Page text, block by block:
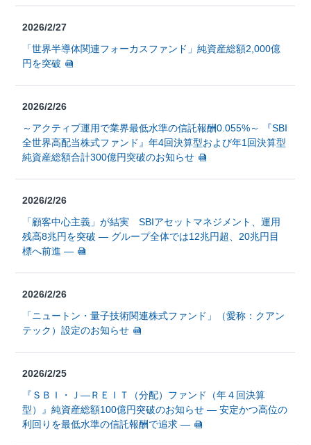
2026/2/27
「世界半導体関連フォーカスファンド」純資産総額2,000億
円を突破
2026/2/26
～アクティブ運用で業界最低水準の信託報酬0.055%～ 『SBI
全世界高配当株式ファンド』年4回決算型および年1回決算型
純資産総額合計300億円突破のお知らせ
2026/2/26
「顧客中心主義」が結実 SBIアセットマネジメント、運用
残高8兆円を突破 ― グループ全体では12兆円超、20兆円目
標へ前進 ―
2026/2/26
「ニュートン・量子技術関連株式ファンド」（愛称：クアン
テック）設定のお知らせ
2026/2/25
『ＳＢＩ・Ｊ—ＲＥＩＴ（分配）ファンド（年４回決算
型）』純資産総額100億円突破のお知らせ ― 安定かつ高位の
利回りを最低水準の信託報酬で追求 ―